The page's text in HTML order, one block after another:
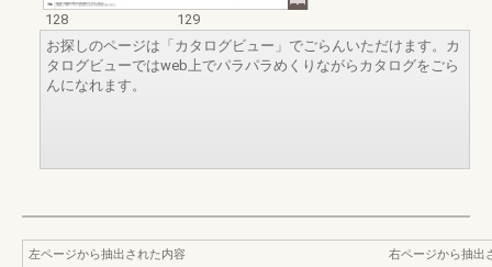
128
129
お探しのページは「カタログビュー」でごらんいただけます。カ
タログビューではweb上でパラパラめくりながらカタログをごら
んになれます。
左ページから抽出された内容
右ページから抽出